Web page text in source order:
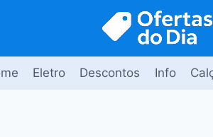
Eletro Descontos Info